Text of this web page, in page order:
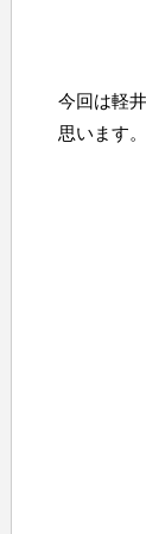
今回は軽
思います。